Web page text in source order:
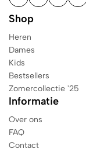
Shop
Heren
Dames
Kids
Bestsellers
Zomercollectie '25
Informatie
Over ons
FAQ
Contact